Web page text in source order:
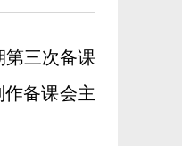
第三次备课
备课会主